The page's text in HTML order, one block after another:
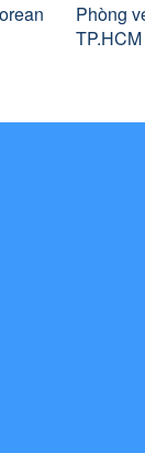
Phòng
TP.HCM